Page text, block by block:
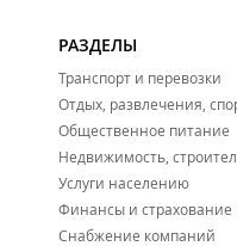
РАЗДЕЛЫ
Транспорт и перевозки
Отдых, развлечения,
Общественное питание
Недвижимость,
Услуги населению
Финансы и страхование
Снабжение компаний